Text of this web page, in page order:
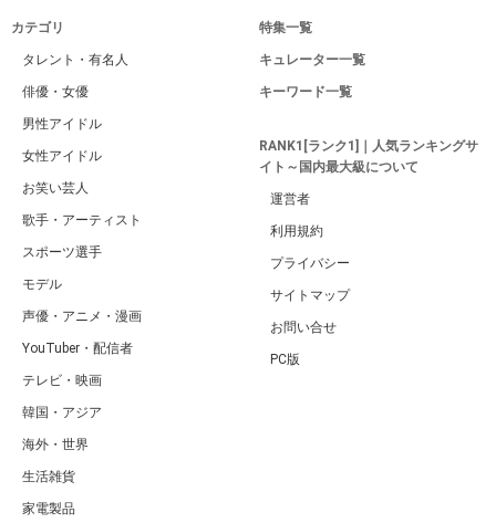
カテゴリ
タレント・有名人
俳優・女優
男性アイドル
女性アイドル
お笑い芸人
歌手・アーティスト
スポーツ選手
モデル
声優・アニメ・漫画
YouTuber・配信者
テレビ・映画
韓国・アジア
海外・世界
生活雑貨
家電製品
特集一覧
キュレーター一覧
キーワード一覧
RANK1[ランク1]｜人気ランキングサ
イト～国内最大級について
運営者
利用規約
プライバシー
サイトマップ
お問い合せ
PC版